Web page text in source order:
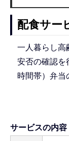
配食サー
一人暮らし高
安否の確認を
時間帯）弁当
サービスの内容